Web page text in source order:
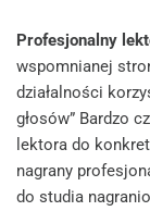
Profesjonalny
wspomnianej
działalności
głosów” Bardzo
lektora do
nagrany
do studia